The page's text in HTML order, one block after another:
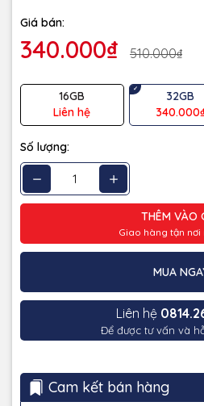
Giá bán:
340.000₫ 510.000₫
16GB
Liên hệ
32GB
Số lượng:
THÊM VÀO
Giao hàng tận nơi
MUA
Liên hệ
Để được tư vấn và
Cam kết bán hàng